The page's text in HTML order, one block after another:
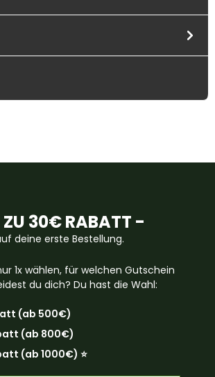
ZU 30€ RABATT -
deine erste Bestellung.
1x wählen, für welchen Gutschein
du dich? Du hast die Wahl:
(ab 500€)
(ab 800€)
(ab 1000€) ⭐️